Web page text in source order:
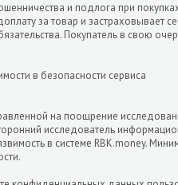
и подлога при
за товар и застраховывает
Покупатель в свою
в безопасности сервиса
на поощрение
исследователь
в системе RBK.money.